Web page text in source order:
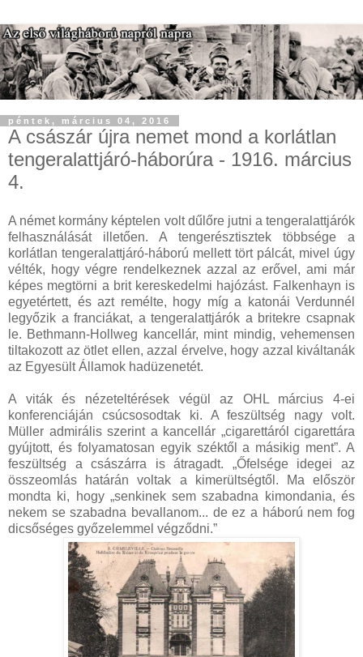
péntek, március 04, 2016
A császár újra nemet mond a korlátlan
tengeralattjáró-háborúra - 1916. március
4.
A német kormány képtelen volt dűlőre jutni a tengeralattjárók
felhasználását illetően. A tengerésztisztek többsége a
korlátlan tengeralattjáró-háború mellett tört pálcát, mivel úgy
vélték, hogy végre rendelkeznek azzal az erővel, ami már
képes megtörni a brit kereskedelmi hajózást. Falkenhayn is
egyetértett, és azt remélte, hogy míg a katonái Verdunnél
legyőzik a franciákat, a tengeralattjárók a britekre csapnak
le. Bethmann-Hollweg kancellár, mint mindig, vehemensen
tiltakozott az ötlet ellen, azzal érvelve, hogy azzal kiváltanák
az Egyesült Államok hadüzenetét.
A viták és nézeteltérések végül az OHL március 4-ei
konferenciáján csúcsosodtak ki. A feszültség nagy volt.
Müller admirális szerint a kancellár „cigarettáról cigarettára
gyújtott, és folyamatosan egyik széktől a másikig ment”. A
feszültség a császárra is átragadt. „Őfelsége idegei az
összeomlás határán voltak a kimerültségtől. Ma először
mondta ki, hogy „senkinek sem szabadna kimondania, és
nekem se szabadna bevallanom... de ez a háború nem fog
dicsőséges győzelemmel végződni.”